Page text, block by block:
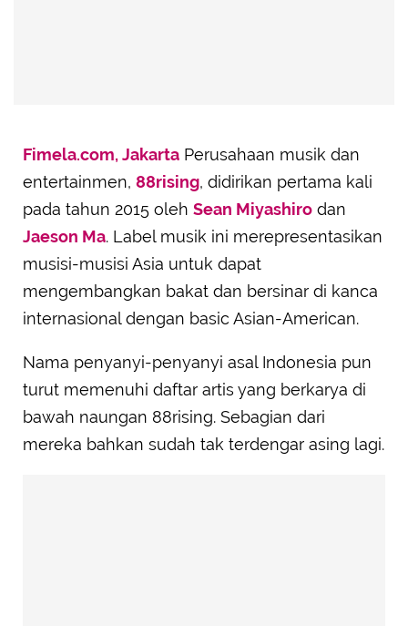
Fimela.com, Jakarta Perusahaan musik dan
entertainmen, 88rising, didirikan pertama kali
pada tahun 2015 oleh Sean Miyashiro dan
Jaeson Ma. Label musik ini merepresentasikan
musisi-musisi Asia untuk dapat
mengembangkan bakat dan bersinar di kanca
internasional dengan basic Asian-American.
Nama penyanyi-penyanyi asal Indonesia pun
turut memenuhi daftar artis yang berkarya di
bawah naungan 88rising. Sebagian dari
mereka bahkan sudah tak terdengar asing lagi.